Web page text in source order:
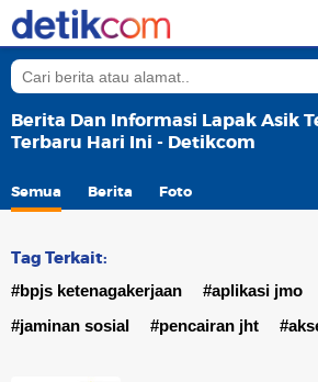
Berita Dan Informasi Lapak Asik
Terbaru Hari Ini - Detikcom
Semua Berita Foto
Tag Terkait:
#bpjs ketenagakerjaan #aplikasi jmo
#jaminan sosial
#pencairan jht